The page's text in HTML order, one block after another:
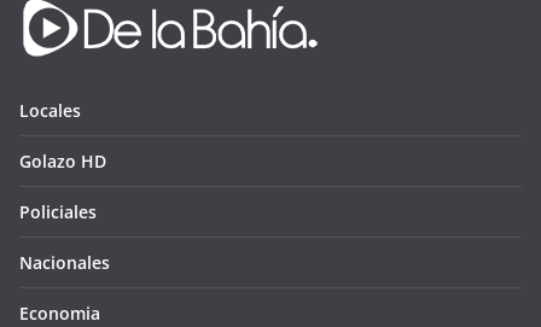
Locales
Golazo HD
Policiales
Nacionales
Economia